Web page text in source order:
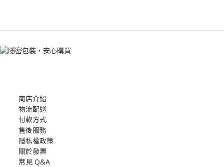
商店介紹
物流配送
付款方式
售後服務
隱私權政策
關於發票
常見 Q&A